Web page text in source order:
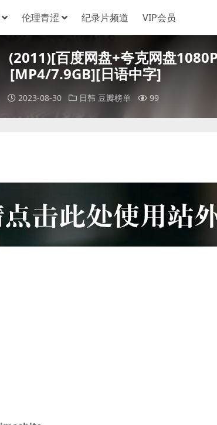
伦理青涩 纪录片频道 VIP会员
百度网盘+夸克网盘
[MP4/7.9GB][日语中字]
2023-08-30 日韩 豆瓣榜单 99